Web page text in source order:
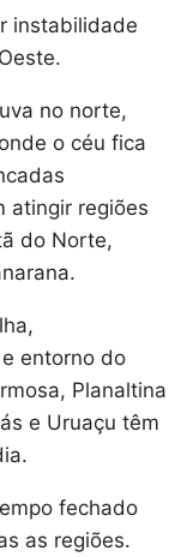
instabilidade
no norte,
o céu fica
atingir regiões
do Norte,
entorno do
Planaltina
e Uruaçu têm
fechado
as regiões.